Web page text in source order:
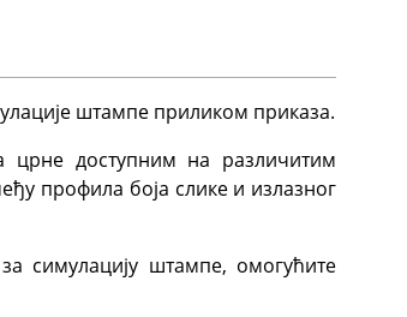
штампе приликом приказа.
црне доступним на различитим
профила боја слике и излазног
симулацију штампе, омогућите